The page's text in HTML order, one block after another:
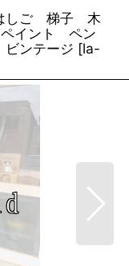
しご 梯子 木
イント ペン
ンテージ [la-